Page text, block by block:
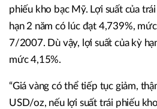
phiếu kho bạc Mỹ. Lợi suất của
hạn 2 năm có lúc đạt 4,739%,
7/2007. Dù vậy, lợi suất của kỳ
mức 4,15%.
“Giá vàng có thể tiếp tục giảm,
USD/oz, nếu lợi suất trái phiếu